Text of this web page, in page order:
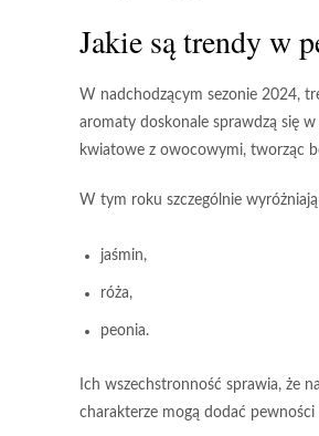
Jakie są trendy w
W nadchodzącym sezonie 2024,
aromaty doskonale sprawdzą się
kwiatowe z owocowymi, tworząc
W tym roku szczególnie
jaśmin,
róża,
peonia.
Ich wszechstronność sprawia, że
charakterze mogą dodać pewności